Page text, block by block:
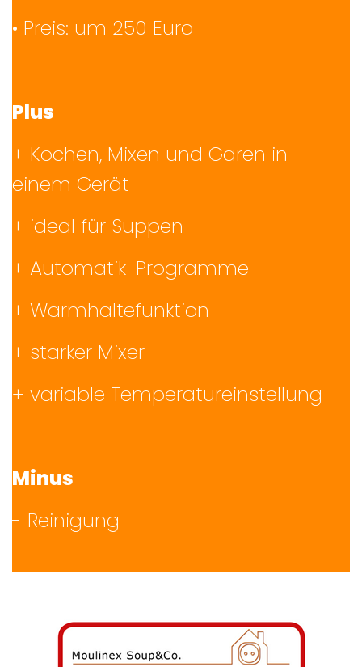
• Preis: um 250 Euro
Plus
+ Kochen, Mixen und Garen in
einem Gerät
+ ideal für Suppen
+ Automatik-Programme
+ Warmhaltefunktion
+ starker Mixer
+ variable Temperatureinstellung
Minus
- Reinigung